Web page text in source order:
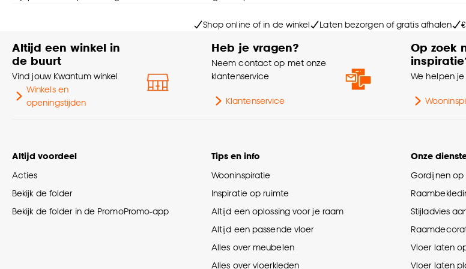
Shop online of in de winkel Laten bezorgen of gratis afhalen
Altijd een winkel in
de buurt
Vind jouw Kwantum winkel
Winkels en
openingstijden
Heb je vragen?
Neem contact op met onze
klantenservice
Klantenservice
Op zoek
We helpen
Altijd voordeel
Acties
Bekijk de folder
Bekijk de folder in de PromoPromo-app
Tips en info
Wooninspiratie
Inspiratie op ruimte
Altijd een oplossing voor je raam
Altijd een passende vloer
Alles over meubelen
Alles over vloerkleden
Onze
Gordijnen
Stijladvies
Vloer laten
Vloer laten